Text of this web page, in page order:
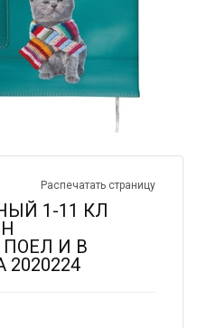
Распечатать страницу
1-11 КЛ
ПОЕЛ И В